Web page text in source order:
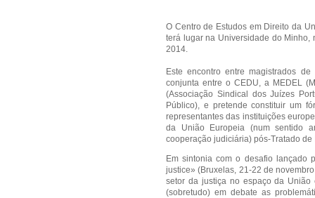
O Centro de Estudos em Direito da
terá lugar na Universidade do Minho,
2014.
Este encontro entre magistrados
conjunta entre o CEDU, a MEDEL
(Associação Sindical dos Juízes
Público), e pretende constituir um
representantes das instituições
da União Europeia (num sentido
cooperação judiciária) pós-Tratado de
Em sintonia com o desafio lançado
justice» (Bruxelas, 21-22 de
setor da justiça no espaço da
(sobretudo) em debate as